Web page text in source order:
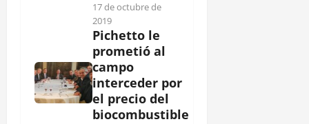
17 de octubre de
2019
Pichetto le
prometió al
campo
interceder por
el precio del
biocombustible